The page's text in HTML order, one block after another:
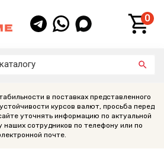
0
в поставках представленного
курсов валют, просьба перед
уточнять информацию по актуальной
сотрудников по телефону или по
почте.